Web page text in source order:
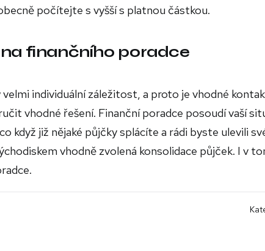
počítejte s vyšší s platnou částkou.
finančního poradce
velmi individuální záležitost, a proto je vhodné
vhodné řešení. Finanční poradce posoudí vaší
když již nějaké půjčky splácíte a rádi byste ulevili
vhodně zvolená konsolidace půjček. I v